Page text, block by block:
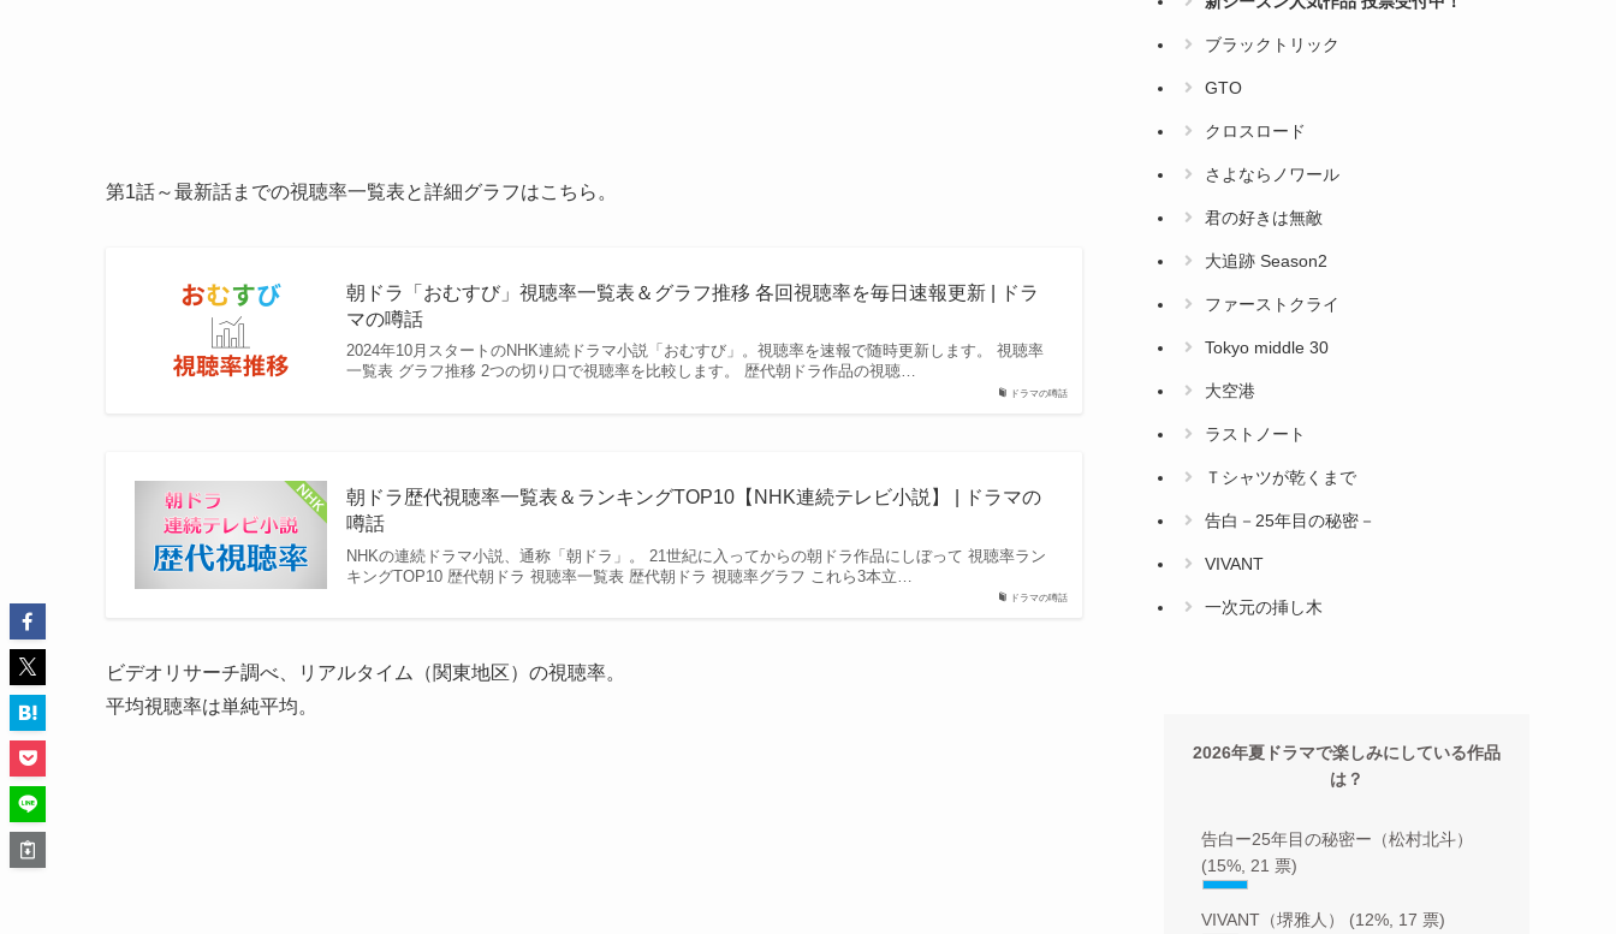
第1話～最新話までの視聴率一覧表と詳細グラフはこちら。
ドラマの噂話
朝ドラ「おむすび」視聴率一覧表＆グラフ推移 各回視聴率を毎日速報更新 | ドラ
マの噂話
2024年10月スタートのNHK連続ドラマ小説「おむすび」。視聴率を速報で随時更新します。 視聴率
一覧表 グラフ推移 2つの切り口で視聴率を比較します。 歴代朝ドラ作品の視聴…
ドラマの噂話
朝ドラ歴代視聴率一覧表＆ランキングTOP10【NHK連続テレビ小説】 | ドラマの
噂話
NHKの連続ドラマ小説、通称「朝ドラ」。 21世紀に入ってからの朝ドラ作品にしぼって 視聴率ラン
キングTOP10 歴代朝ドラ 視聴率一覧表 歴代朝ドラ 視聴率グラフ これら3本立…
ビデオリサーチ調べ、リアルタイム（関東地区）の視聴率。
平均視聴率は単純平均。
ブラックトリック
GTO
クロスロード
さよならノワール
君の好きは無敵
大追跡 Season2
ファーストクライ
Tokyo middle 30
大空港
ラストノート
Ｔシャツが乾くまで
告白－25年目の秘密－
VIVANT
一次元の挿し木
2026年夏ドラマで楽しみにしている作品
は？
告白ー25年目の秘密ー（松村北斗）
(15%, 21 票)
VIVANT（堺雅人） (12%, 17 票)